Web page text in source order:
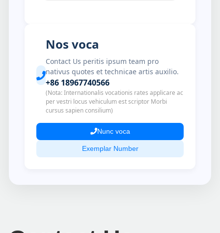
Nos voca
Contact Us peritis ipsum team pro
nativus quotes et technicae artis auxilio.
+86 18967740566
(Nota: Internationalis vocationis rates applicare ac
per vestri locus vehiculum est scriptor Morbi
cursus sapien consilium)
Nunc voca
Exemplar Number